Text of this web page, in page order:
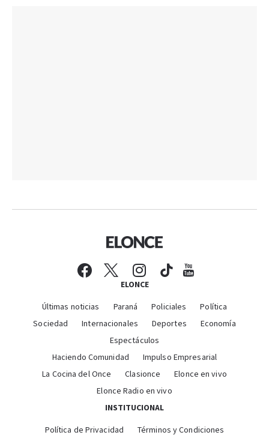
ELONCE
Últimas noticias Paraná Policiales
Política
Sociedad
Internacionales Deportes
Economía
Espectáculos
Haciendo Comunidad
Impulso Empresarial
La Cocina del Once
Clasionce
Elonce en vivo
Elonce Radio en vivo
INSTITUCIONAL
Política de Privacidad Términos y Condiciones